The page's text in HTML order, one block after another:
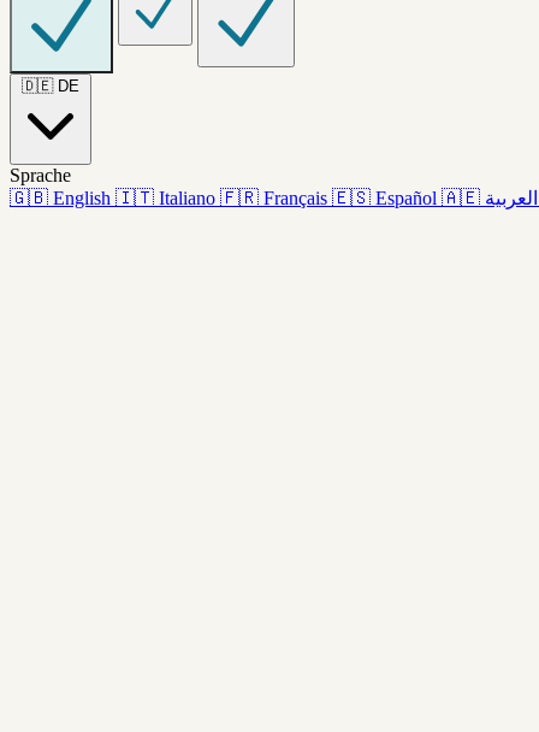
🇩🇪 DE
Sprache
🇬🇧 English 🇮🇹 Italiano 🇫🇷 Français 🇪🇸 Español 🇦🇪 العربية